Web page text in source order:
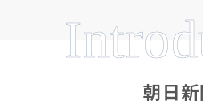
朝日